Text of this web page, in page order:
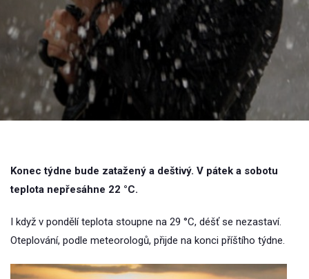
Konec týdne bude zatažený a deštivý. V pátek a sobotu
teplota nepřesáhne 22 °C.
I když v pondělí teplota stoupne na 29 °C, déšť se nezastaví.
Oteplování, podle meteorologů, přijde na konci příštího týdne.